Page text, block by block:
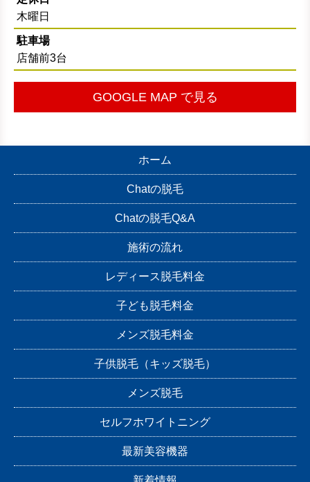
木曜日
駐車場
店舗前3台
GOOGLE MAP で見る
ホーム
Chatの脱毛
Chatの脱毛Q&A
施術の流れ
レディース脱毛料金
子ども脱毛料金
メンズ脱毛料金
子供脱毛（キッズ脱毛）
メンズ脱毛
セルフホワイトニング
最新美容機器